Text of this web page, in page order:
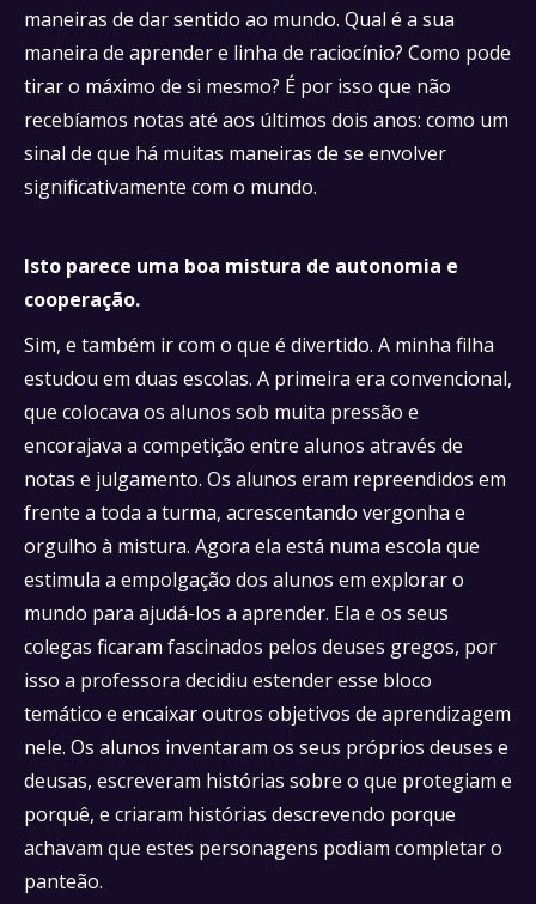
maneiras de dar sentido ao mundo. Qual é a sua
maneira de aprender e linha de raciocínio? Como pode
tirar o máximo de si mesmo? É por isso que não
recebíamos notas até aos últimos dois anos: como um
sinal de que há muitas maneiras de se envolver
significativamente com o mundo.
Isto parece uma boa mistura de autonomia e
cooperação.
Sim, e também ir com o que é divertido. A minha filha
estudou em duas escolas. A primeira era convencional,
que colocava os alunos sob muita pressão e
encorajava a competição entre alunos através de
notas e julgamento. Os alunos eram repreendidos em
frente a toda a turma, acrescentando vergonha e
orgulho à mistura. Agora ela está numa escola que
estimula a empolgação dos alunos em explorar o
mundo para ajudá-los a aprender. Ela e os seus
colegas ficaram fascinados pelos deuses gregos, por
isso a professora decidiu estender esse bloco
temático e encaixar outros objetivos de aprendizagem
nele. Os alunos inventaram os seus próprios deuses e
deusas, escreveram histórias sobre o que protegiam e
porquê, e criaram histórias descrevendo porque
achavam que estes personagens podiam completar o
panteão.